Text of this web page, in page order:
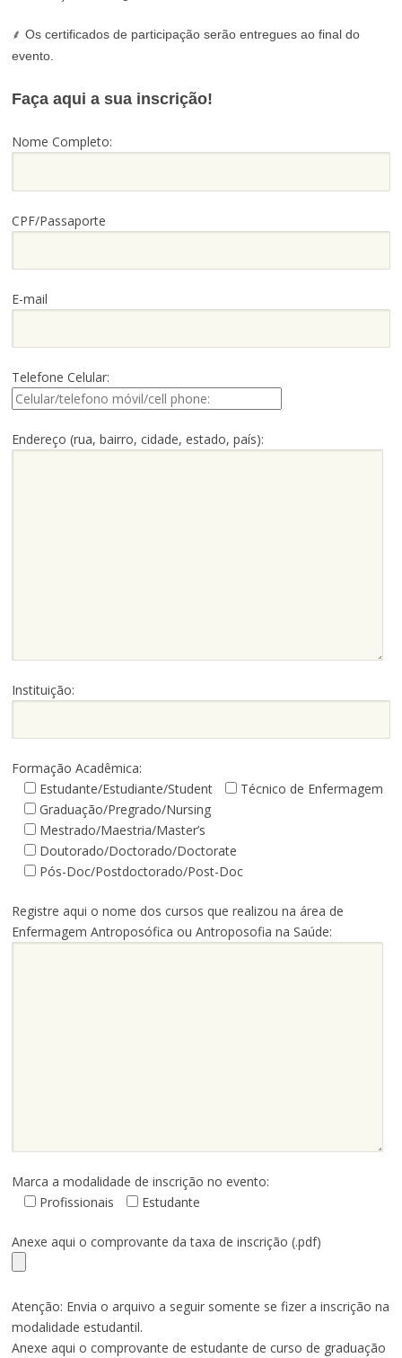
⸙ Os certificados de participação serão entregues ao final do
evento.
Faça aqui a sua inscrição!
Nome Completo:
CPF/Passaporte
E-mail
Telefone Celular:
Endereço (rua, bairro, cidade, estado, país):
Instituição:
Formação Acadêmica:
Estudante/Estudiante/Student
Técnico de Enfermagem
Graduação/Pregrado/Nursing
Mestrado/Maestria/Master’s
Doutorado/Doctorado/Doctorate
Pós-Doc/Postdoctorado/Post-Doc
Registre aqui o nome dos cursos que realizou na área de
Enfermagem Antroposófica ou Antroposofia na Saúde:
Marca a modalidade de inscrição no evento:
Profissionais
Estudante
Anexe aqui o comprovante da taxa de inscrição (.pdf)
Atenção: Envia o arquivo a seguir somente se fizer a inscrição na
modalidade estudantil.
Anexe aqui o comprovante de estudante de curso de graduação